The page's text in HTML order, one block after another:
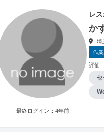
最終ログイン：4年前
レ
か
埼
作
評価